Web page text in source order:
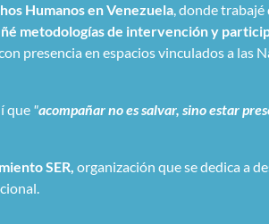
Humanos en Venezuela, donde trabajé
metodologías de intervención y
presencia en espacios vinculados a las
que "acompañar no es salvar, sino estar
SER, organización que se dedica a